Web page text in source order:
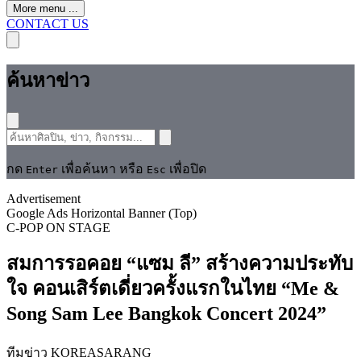
More menu ...
CONTACT US
ค้นหาข่าว
กด Enter เพื่อค้นหา หรือ Esc เพื่อปิด
Advertisement
Google Ads Horizontal Banner (Top)
C-POPON STAGE
สมการรอคอย “แซม ลี” สร้างความประทับ
ใจ คอนเสิร์ตเดี่ยวครั้งแรกในไทย “Me &
Song Sam Lee Bangkok Concert 2024”
ทีมข่าว KOREASARANG